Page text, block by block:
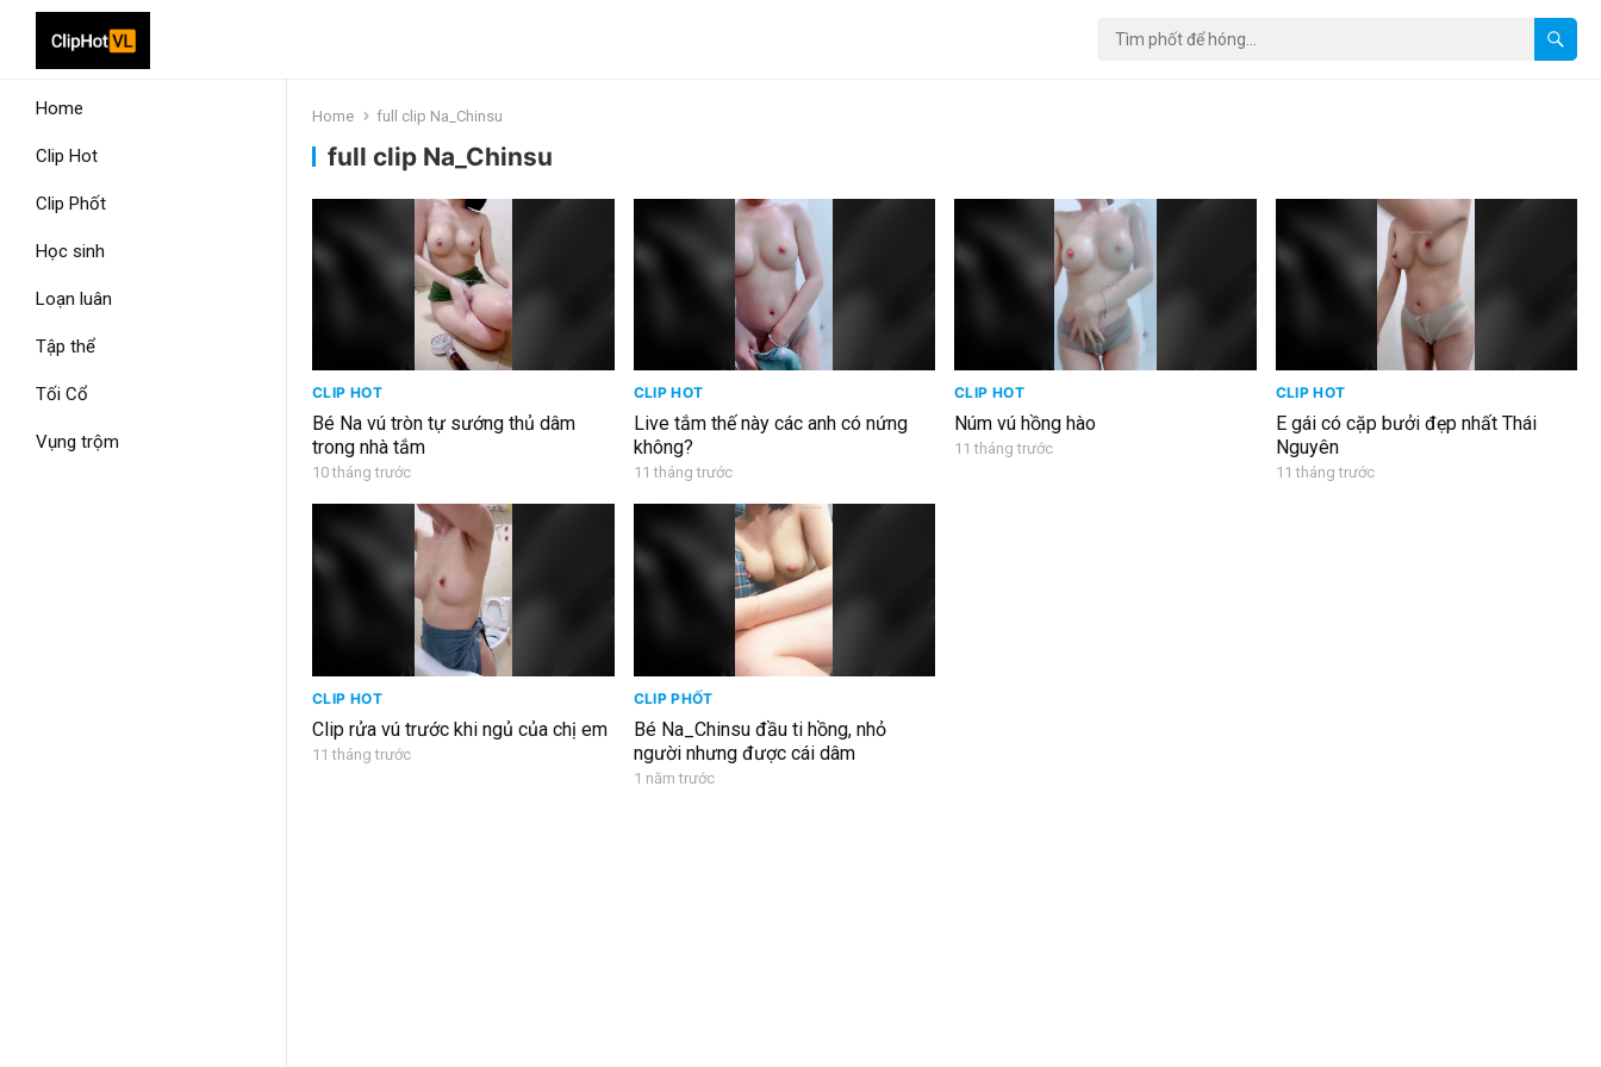
Home
Clip Hot
Clip Phốt
Học sinh
Loạn luân
Tập thể
Tối Cổ
Vụng trộm
Home full clip Na_Chinsu
full clip Na_Chinsu
CLIP HOT
Bé Na vú tròn tự sướng thủ dâm
trong nhà tắm
10 tháng trước
CLIP HOT
Live tắm thế này các anh có nứng
không?
11 tháng trước
CLIP HOT
Núm vú hồng hào
11 tháng trước
CLIP HOT
E gái có cặp bưởi đẹp nhất Thái
Nguyên
11 tháng trước
CLIP HOT
Clip rửa vú trước khi ngủ của chị em
11 tháng trước
CLIP PHỐT
Bé Na_Chinsu đầu ti hồng, nhỏ
người nhưng được cái dâm
1 năm trước